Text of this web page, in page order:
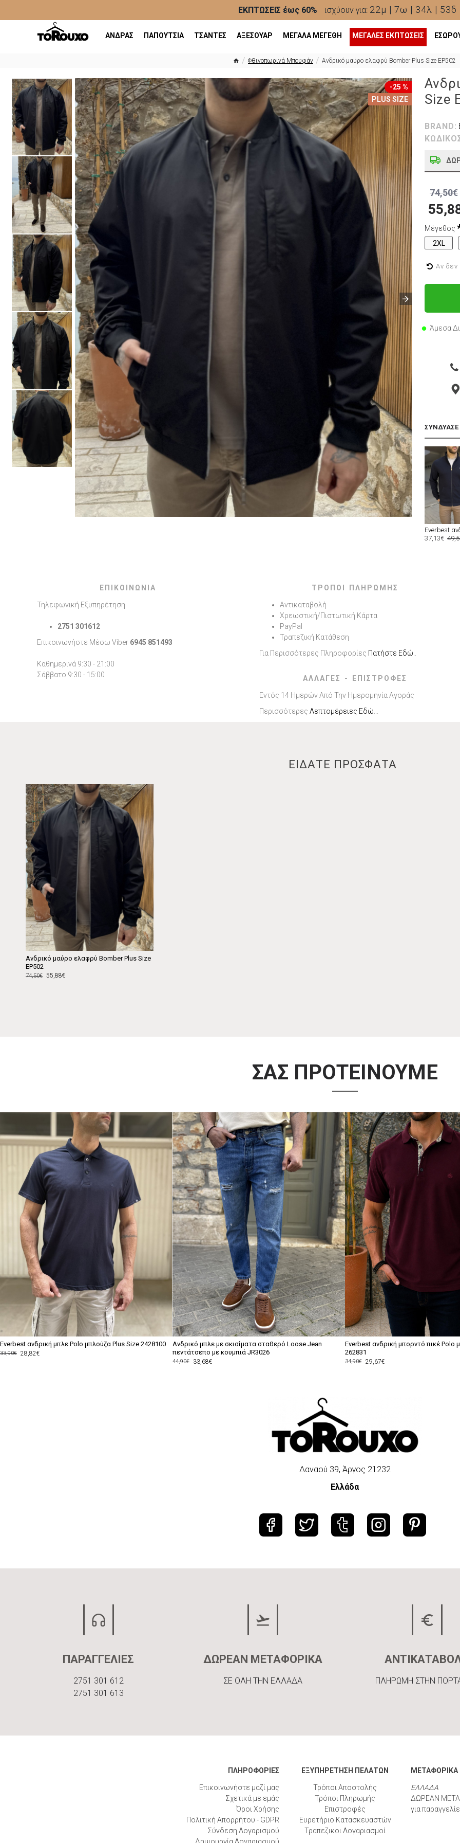
ΕΚΠΤΩΣΕΙΣ έως 60% ισχύουν για: 22μ | 7ω | 34λ | 52δ
ΑΝΔΡΑΣ ΠΑΠΟΥΤΣΙΑ ΤΣΑΝΤΕΣ ΑΞΕΣΟΥΑΡ ΜΕΓΑΛΑ ΜΕΓΕΘΗ ΜΕΓΆΛΕΣ ΕΚΠΤΏΣΕΙΣ
Φθινοπωρινά Μπουφάν Ανδρικό μαύρο ελαφρύ Bomber Plus Size EP502
PLUS SIZE
-25 %
Size
BRAND:
74,50€
Μέγεθος
2XL
Αν δεν
Άμεσα
ΣΥΝΔΥΑΣΕ
37,13€
ΕΠΙΚΟΙΝΩΝΙΑ
Τηλεφωνική Εξυπηρέτηση
2751 301612
Επικοινωνήστε Μέσω Viber 6945 851493
Καθημερινά 9:30 - 21:00
Σάββατο 9:30 - 15:00
ΤΡΟΠΟΙ ΠΛΗΡΩΜΗΣ
Αντικαταβολή
Χρεωστική/Πιστωτική Κάρτα
PayPal
Τραπεζική Κατάθεση
Για Περισσότερες Πληροφορίες Πατήστε Εδώ
ΑΛΛΑΓΕΣ - ΕΠΙΣΤΡΟΦΕΣ
Εντός 14 Ημερών Από Την Ημερομηνία Αγοράς
ΠερισσότερεςΛεπτομέρειες Εδώ
ΕΙΔΑΤΕ ΠΡΟΣΦΑΤΑ
Ανδρικό μαύρο ελαφρύ Bomber Plus Size
EP502
55,88€
74,50€
ΣΑΣ ΠΡΟΤΕΙΝΟΥΜΕ
Everbest ανδρική μπλε Polo μπλούζα Plus Size 2428100
28,82€
33,90€
Ανδρικό μπλε με σκισίματα σταθερό Loose Jean
πεντάτσεπο με κουμπιά JR3026
33,68€
44,90€
Everbest ανδρική μπορντό πικέ Polo
262831
29,67€
34,90€
Δαναού 39, Άργος 21232
Ελλάδα
ΠΑΡΑΓΓΕΛΙΕΣ
2751 301 612
2751 301 613
ΔΩΡΕΑΝ ΜΕΤΑΦΟΡΙΚΑ
ΣΕ ΟΛΗ ΤΗΝ ΕΛΛΑΔΑ ΠΛΗΡΩΜΗ ΣΤΗΝ
ΠΛΗΡΟΦΟΡΙΕΣ
Επικοινωνήστε μαζί μας
Σχετικά με εμάς
Όροι Χρήσης
Πολιτική Απορρήτου - GDPR
Σύνδεση Λογαρισμού
ΕΞΥΠΗΡΕΤΗΣΗ ΠΕΛΑΤΩΝ
Τρόποι Αποστολής
Τρόποι Πληρωμής
Επιστροφές
Ευρετήριο Κατασκευαστών
Τραπεζικοι Λογαριασμοί
ΜΕΤΑΦΟΡΙΚΑ
ΕΛΛΑΔΑ
ΔΩΡΕΑΝ
για